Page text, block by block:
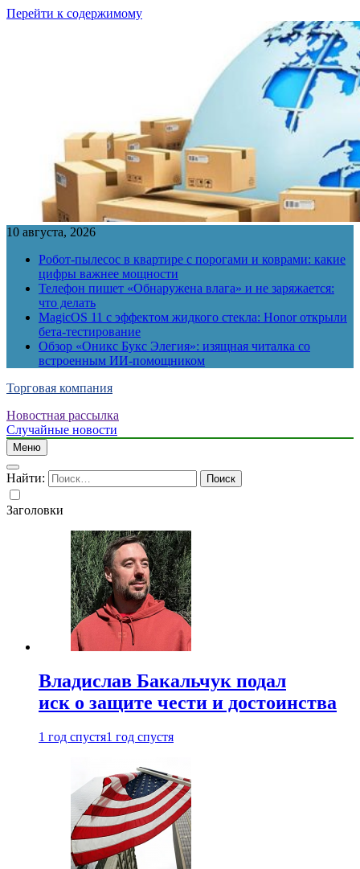
Перейти к содержимому
10 августа, 2026
Робот-пылесос в квартире с порогами и коврами: какие
цифры важнее мощности
Телефон пишет «Обнаружена влага» и не заряжается:
что делать
MagicOS 11 с эффектом жидкого стекла: Honor открыли
бета-тестирование
Обзор «Оникс Букс Элегия»: изящная читалка со
встроенным ИИ-помощником
Торговая компания
Новостная рассылка
Случайные новости
Меню
Найти:
Заголовки
Владислав Бакальчук подал
иск о защите чести и достоинства
1 год спустя1 год спустя